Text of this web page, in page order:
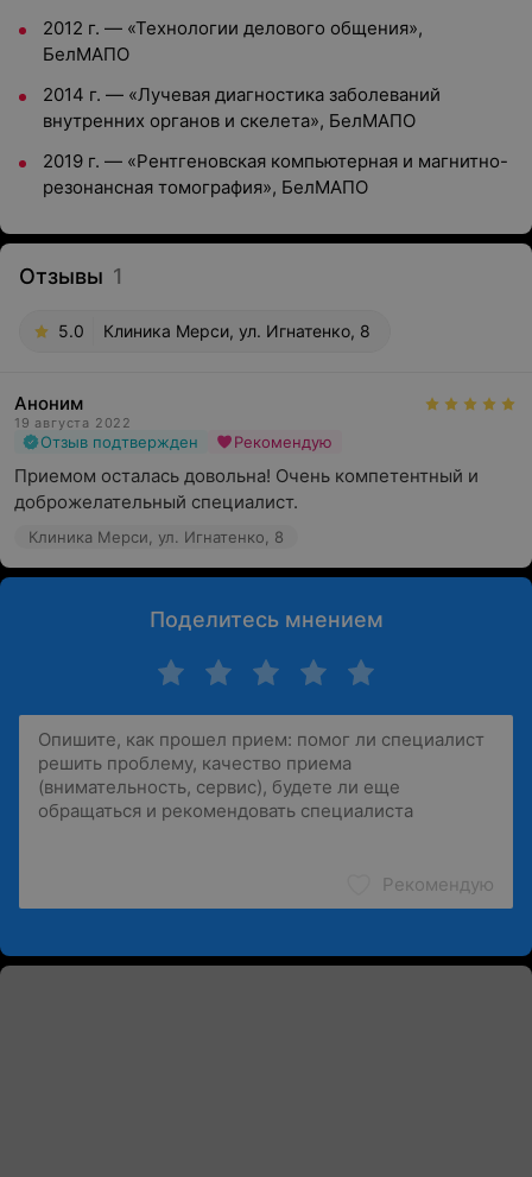
2012 г. — «Технологии делового общения»,
БелМАПО
2014 г. — «Лучевая диагностика заболеваний
внутренних органов и скелета», БелМАПО
2019 г. — «Рентгеновская компьютерная и магнитно-
резонансная томография», БелМАПО
Отзывы 1
5.0 Клиника Мерси, ул. Игнатенко, 8
Аноним
19 августа 2022
Отзыв подтвержден Рекомендую
Приемом осталась довольна! Очень компетентный и
доброжелательный специалист.
Клиника Мерси, ул. Игнатенко, 8
Поделитесь мнением
Рекомендую